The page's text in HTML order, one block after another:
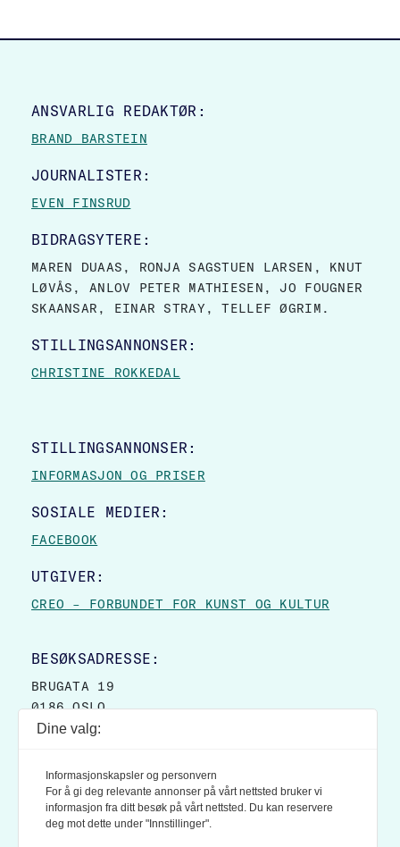
SITE FOOTER
ANSVARLIG REDAKTØR:
BRAND BARSTEIN
JOURNALISTER:
EVEN FINSRUD
BIDRAGSYTERE:
MAREN DUAAS, RONJA SAGSTUEN LARSEN, KNUT
LØVÅS, ANLOV PETER MATHIESEN, JO FOUGNER
SKAANSAR, EINAR STRAY, TELLEF ØGRIM.
STILLINGSANNONSER:
CHRISTINE ROKKEDAL
STILLINGSANNONSER:
INFORMASJON OG PRISER
SOSIALE MEDIER:
FACEBOOK
UTGIVER:
CREO – FORBUNDET FOR KUNST OG KULTUR
BESØKSADRESSE:
BRUGATA 19
0186 OSLO
POSTBOKS 9007 GRØNLAND
0133 OSLO
LES OGSÅ:
Dine valg:
Informasjonskapsler og personvern
For å gi deg relevante annonser på vårt nettsted bruker vi
informasjon fra ditt besøk på vårt nettsted. Du kan reservere
deg mot dette under "Innstillinger".